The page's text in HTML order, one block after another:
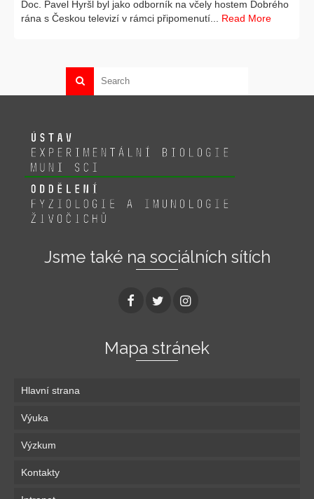
Doc. Pavel Hyršl byl jako odborník na včely hostem Dobrého
rána s Českou televizí v rámci připomenutí... Read More
Jsme také na sociálních sítích
Mapa stránek
Hlavní strana
Výuka
Výzkum
Kontakty